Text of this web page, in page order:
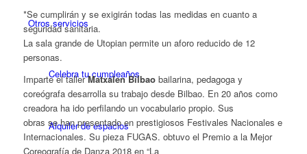
Otros servicios
Celebra tu cumpleaños
Alquiler de espacios
*Se cumplirán y se exigirán todas las medidas en cuanto a
seguridad sanitaria.
La sala grande de Utopian permite un aforo reducido de 12
personas.
Imparte el tallerMatxalen Bilbaobailarina, pedagoga y
coreógrafa desarrolla su trabajo desde Bilbao. En 20 años como
creadora ha ido perfilando un vocabulario propio. Sus
obras se han presentado en prestigiosos Festivales Nacionales e
Internacionales. Su pieza FUGAS. obtuvo el Premio a la Mejor
Coreografía de Danza 2018 en “La